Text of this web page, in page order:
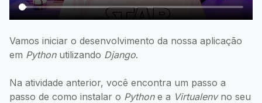
Vamos iniciar o desenvolvimento da nossa aplicação
em Pythonutilizando Django.
Na atividade anterior, você encontra um passo a
passo de como instalar o Pythone a Virtualenvno seu